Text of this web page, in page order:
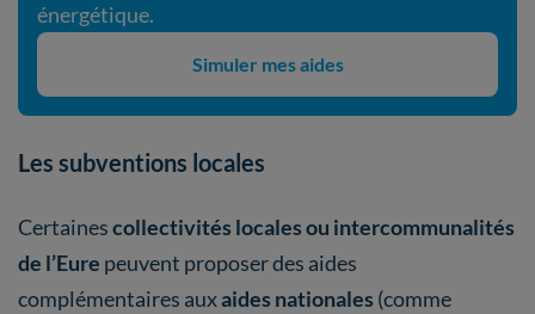
énergétique.
Simuler mes aides
Les subventions locales
Certainescollectivités locales ou intercommunalités
de l’Eure peuvent proposer des aides
complémentaires auxaides nationales (comme